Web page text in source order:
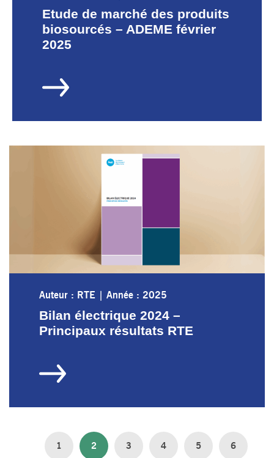
Etude de marché des produits
biosourcés – ADEME février
2025
Auteur : RTE | Année : 2025
Bilan électrique 2024 –
Principaux résultats RTE
1 2 3 4 5 6